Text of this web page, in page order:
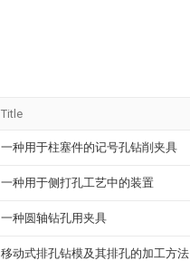
Title
一种用于柱塞件的记号孔钻削夹具
一种用于侧打孔工艺中的装置
一种圆轴钻孔用夹具
移动式排孔钻模及其排孔的加工方法